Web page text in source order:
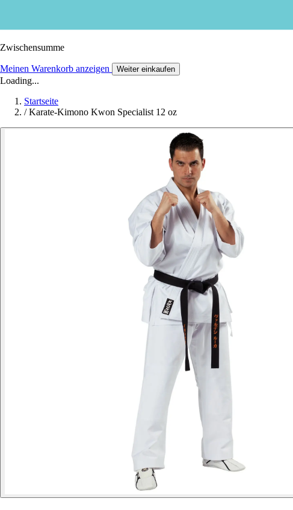
Zwischensumme
Meinen Warenkorb anzeigen Weiter einkaufen
Loading...
Startseite
/ Karate-Kimono Kwon Specialist 12 oz